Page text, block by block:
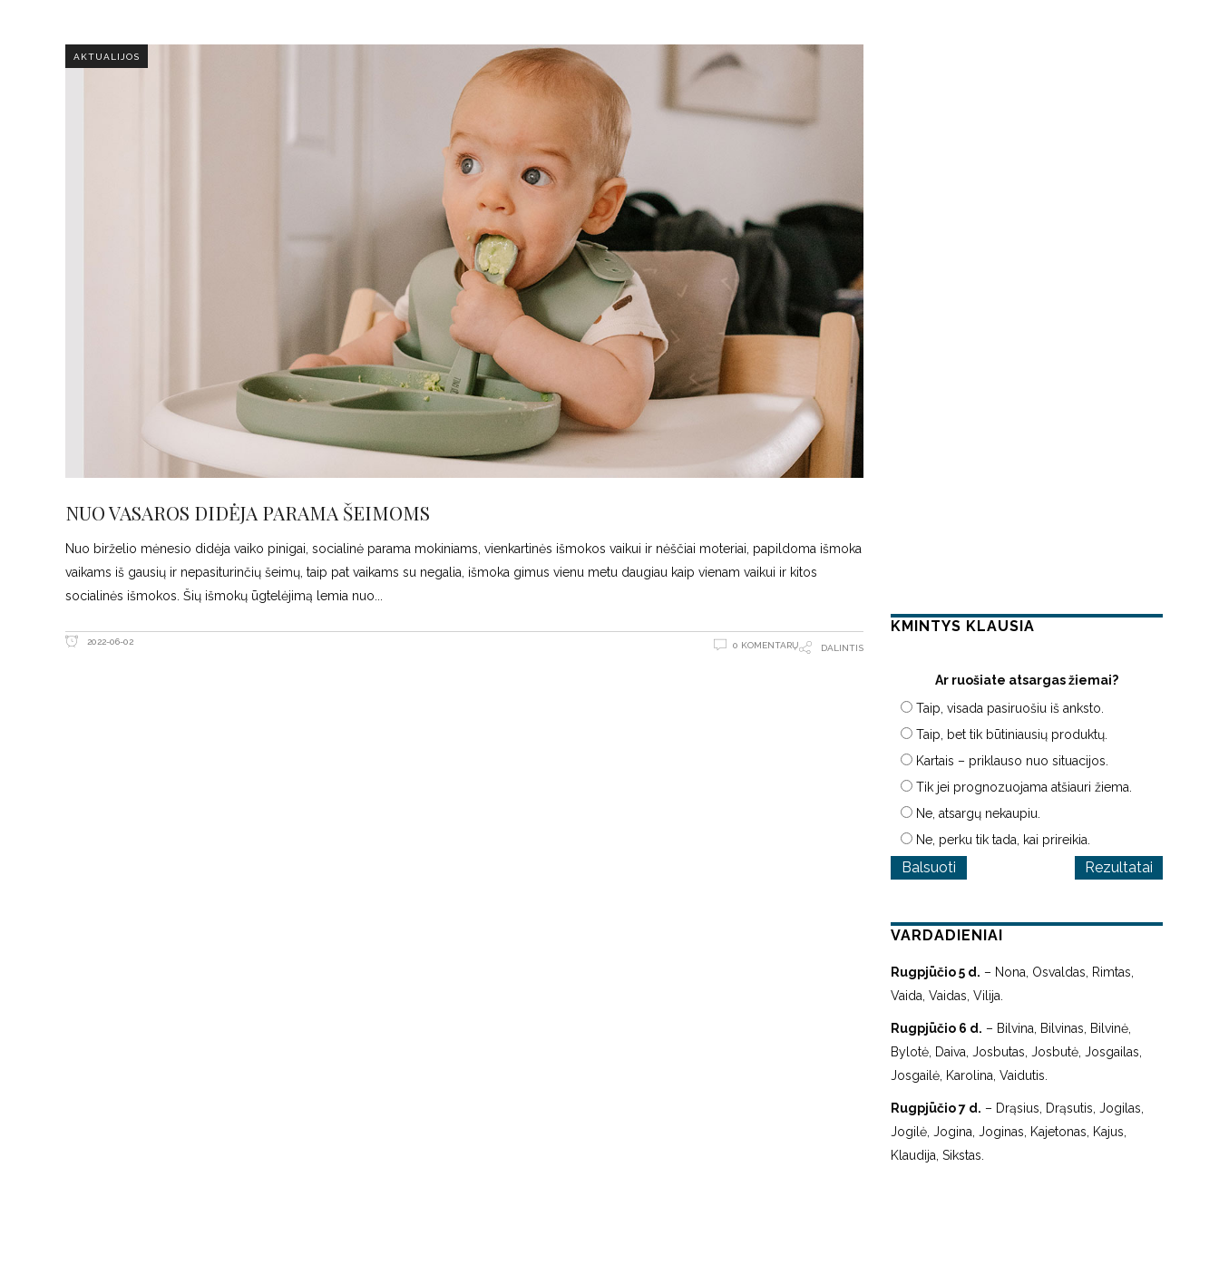
AKTUALIJOS
NUO VASAROS DIDĖJA PARAMA ŠEIMOMS
Nuo birželio mėnesio didėja vaiko pinigai, socialinė parama mokiniams, vienkartinės išmokos vaikui ir nėščiai moteriai, papildoma išmoka
vaikams iš gausių ir nepasiturinčių šeimų, taip pat vaikams su negalia, išmoka gimus vienu metu daugiau kaip vienam vaikui ir kitos
socialinės išmokos. Šių išmokų ūgtelėjimą lemia nuo
2022-06-02 0 KOMENTARŲ DALINTIS
KMINTYS KLAUSIA
Ar ruošiate atsargas žiemai?
Taip, visada pasiruošiu iš anksto.
Taip, bet tik būtiniausių produktų.
Kartais – priklauso nuo situacijos.
Tik jei prognozuojama atšiauri žiema.
Ne, atsargų nekaupiu.
Ne, perku tik tada, kai prireikia.
Rezultatai
VARDADIENIAI
Rugpjūčio 5 d. – Nona, Osvaldas, Rimtas,
Vaida, Vaidas, Vilija.
Rugpjūčio 6 d. – Bilvina, Bilvinas, Bilvinė,
Bylotė, Daiva, Josbutas, Josbutė, Josgailas,
Josgailė, Karolina, Vaidutis.
Rugpjūčio 7 d. – Drąsius, Drąsutis, Jogilas,
Jogilė, Jogina, Joginas, Kajetonas, Kajus,
Klaudija, Sikstas.